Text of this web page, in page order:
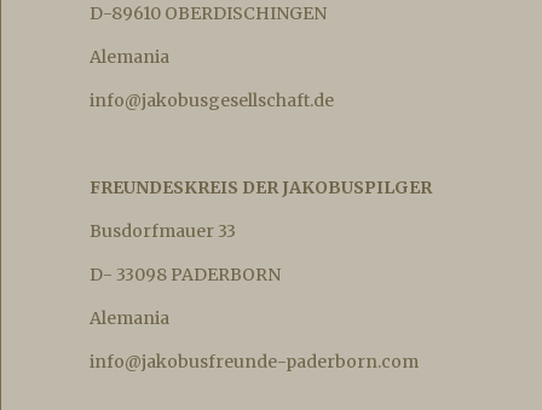
D-89610 OBERDISCHINGEN
Alemania
info@jakobusgesellschaft.de
FREUNDESKREIS DER JAKOBUSPILGER
Busdorfmauer 33
D- 33098 PADERBORN
Alemania
info@jakobusfreunde-paderborn.com